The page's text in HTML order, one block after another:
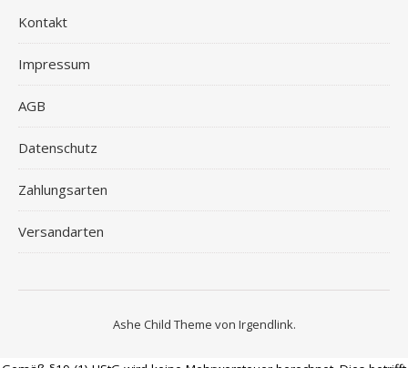
Kontakt
Impressum
AGB
Datenschutz
Zahlungsarten
Versandarten
Ashe Child Theme von Irgendlink.